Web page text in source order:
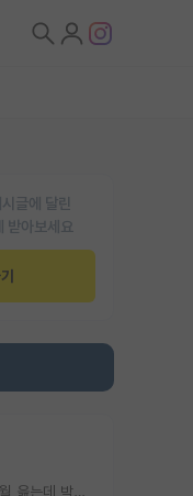
글에 달린
받아보세요
서당개 개 ㅅㄲ도 3년이면 풍월 읊는데 박사 5년 이상 대리고 있으면서 물된건 교수 탓 맞는ㄱ게 거기가 서당이 아니란 소리임